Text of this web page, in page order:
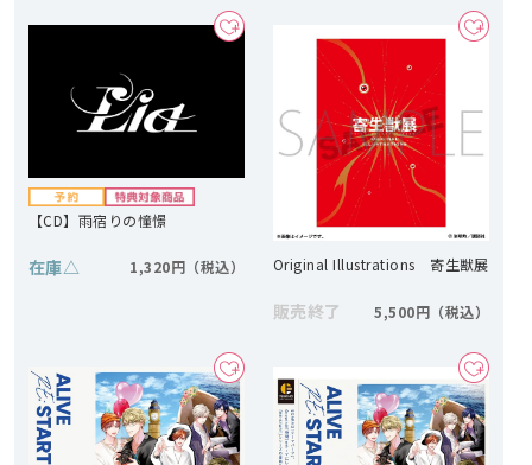
【CD】雨宿りの憧憬
在庫△ 1,320円 Original Illustrations 寄生獣展
販売終了 5,500円